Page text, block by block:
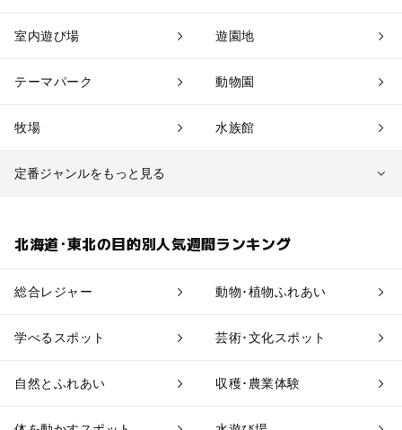
室内遊び場 遊園地
テーマパーク 動物園
牧場 水族館
定番ジャンルをもっと見る
北海道･東北の目的別人気週間ランキング
総合レジャー 動物･植物ふれあい
学べるスポット 芸術･文化スポット
自然とふれあい 収穫･農業体験